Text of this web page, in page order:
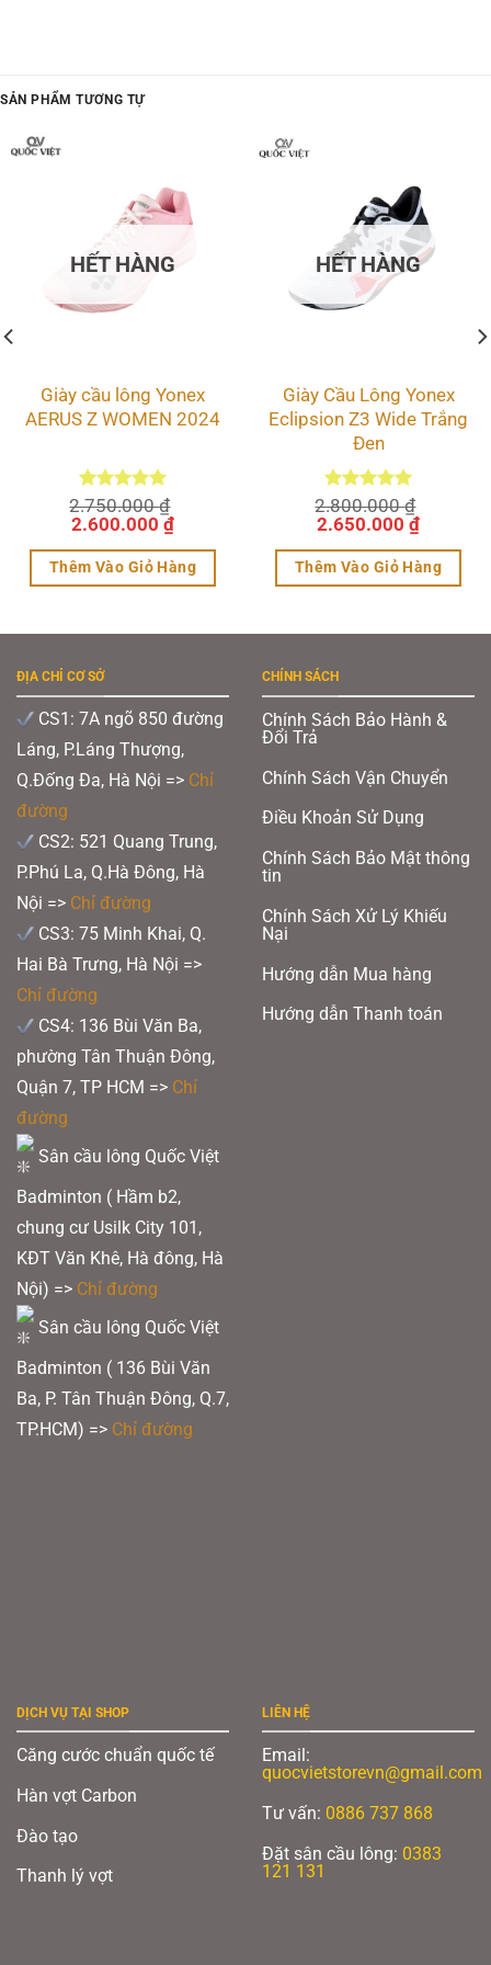
Giày cầu lông Yonex Cascade Accel Trắng Navy
Phần gót giày được trang bị công nghệ POWER CUSHION độc quyền, không
chỉ hấp thụ mà còn chuyển hóa năng lượng từ lực tác động, mang lại độ nảy
tối ưu trong từng bước chạy và bật nhảy. Đồng thời, miếng lót đệm được bổ
sung để tăng cường độ êm ái, mang đến cảm giác thoải mái tối đa cho gót
Giày cầu lông Yonex Cascade Accel Trắng Navy
Đế giày Yonex Cascade Accel trắng navy sử dụng thiết kế Radial Sole, cải tiến
vượt trội so với đế lục giác truyền thống, mang lại độ bám sân tuyệt vời. Thiết
kế này hỗ trợ di chuyển linh hoạt theo mọi hướng, giúp người chơi tự tin thay
đổi tốc độ và hướng di chuyển trên sân.
SẢN PHẨM TƯƠNG TỰ
HẾT HÀNG
Giày cầu lông Yonex
AERUS Z WOMEN 2024
Được xếp
hạng 5.00
2.750.000₫
Giá
là:
2.750.000 ₫.
2.600.000 ₫Giá
tại
là:
Thêm Vào Giỏ Hàng
phẩm
nhiều
biến
thể.
tùy
chọn
có
thể
được
trên
trang
HẾT HÀNG
Giày Cầu Lông Yonex
Eclipsion Z3 Wide Trắng
Đen
Được xếp
hạng 5.00
2.800.000₫
Giá
là:
2.800.000 ₫.
2.650.000 ₫Giá
tại
là:
Thêm Vào Giỏ Hàng
phẩm
nhiều
thể.
Các
chọn
thể
chọn
trên
ĐỊA CHỈ CƠ SỞ
CS1: 7A ngõ 850 đường
Láng, P.Láng Thượng,
Q.Đống Đa, Hà Nội => Chỉ
đường
CS2: 521 Quang Trung,
P.Phú La, Q.Hà Đông, Hà
Nội => Chỉ đường
CS3: 75 Minh Khai, Q.
Hai Bà Trưng, Hà Nội =>
Chỉ đường
CS4: 136 Bùi Văn Ba,
phường Tân Thuận Đông,
Quận 7, TP HCM => Chỉ
đường
Sân cầu lông Quốc Việt
Badminton ( Hầm b2,
chung cư Usilk City 101,
KĐT Văn Khê, Hà đông, Hà
Nội) => Chỉ đường
Sân cầu lông Quốc Việt
Badminton ( 136 Bùi Văn
Ba, P. Tân Thuận Đông, Q.7,
TP.HCM) => Chỉ đường
CHÍNH SÁCH
Chính Sách Bảo Hành &
Đổi Trả
Chính Sách Vận Chuyển
Điều Khoản Sử Dụng
Chính Sách Bảo Mật thông
tin
Chính Sách Xử Lý Khiếu
Nại
Hướng dẫn Mua hàng
Hướng dẫn Thanh toán
DỊCH VỤ TẠI SHOP
Căng cước chuẩn quốc tế
Hàn vợt Carbon
Đào tạo
Thanh lý vợt
LIÊN HỆ
Email:
quocvietstorevn@gmail.com
Tư vấn: 0886 737 868
Đặt sân cầu lông: 0383
121 131